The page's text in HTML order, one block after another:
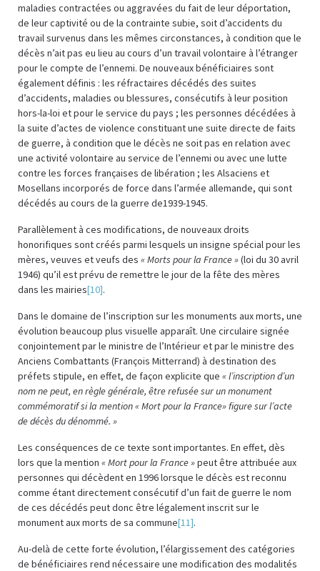
maladies contractées ou aggravées du fait de leur déportation,
de leur captivité ou de la contrainte subie, soit d’accidents du
travail survenus dans les mêmes circonstances, à condition que le
décès n’ait pas eu lieu au cours d’un travail volontaire à l’étranger
pour le compte de l’ennemi. De nouveaux bénéficiaires sont
également définis : les réfractaires décédés des suites
d’accidents, maladies ou blessures, consécutifs à leur position
hors-la-loi et pour le service du pays ; les personnes décédées à
la suite d’actes de violence constituant une suite directe de faits
de guerre, à condition que le décès ne soit pas en relation avec
une activité volontaire au service de l’ennemi ou avec une lutte
contre les forces françaises de libération ; les Alsaciens et
Mosellans incorporés de force dans l’armée allemande, qui sont
décédés au cours de la guerre de1939-1945.
Parallèlement à ces modifications, de nouveaux droits
honorifiques sont créés parmi lesquels un insigne spécial pour les
mères, veuves et veufs des « Morts pour la France »(loi du 30 avril
1946) qu’il est prévu de remettre le jour de la fête des mères
dans les mairies[10].
Dans le domaine de l’inscription sur les monuments aux morts, une
évolution beaucoup plus visuelle apparaît. Une circulaire signée
conjointement par le ministre de l’Intérieur et par le ministre des
Anciens Combattants (François Mitterrand) à destination des
préfets stipule, en effet, de façon explicite que « l’inscription d’un
nom ne peut, en règle générale, être refusée sur un monument
commémoratif si la mention « Mort pour la France» figure sur l’acte
de décès du dénommé. »
Les conséquences de ce texte sont importantes. En effet, dès
lors que la mention « Mort pour la France »peut être attribuée aux
personnes qui décèdent en 1996 lorsque le décès est reconnu
comme étant directement consécutif d’un fait de guerre le nom
de ces décédés peut donc être légalement inscrit sur le
monument aux morts de sa commune[11].
Au-delà de cette forte évolution, l’élargissement des catégories
de bénéficiaires rend nécessaire une modification des modalités